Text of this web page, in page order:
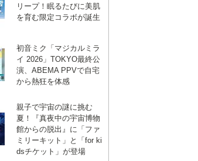
リープ！眠るたびに美肌
を育む限定コラボが誕生
初音ミク「マジカルミラ
イ 2026」TOKYO最終公
演、ABEMA PPVで自宅
から熱狂を体感
親子で宇宙の謎に挑む
夏！『真夜中の宇宙博物
館からの脱出』に「ファ
ミリーキット」と「for ki
dsチケット」が登場